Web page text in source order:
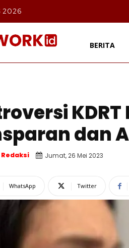
2026
BERITA
dan
Redaksi Jumat, 26 Mei 2023
WhatsApp Twitter